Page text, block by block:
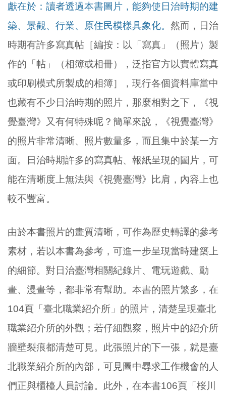
獻在於：讀者透過本書圖片，能夠使日治時期的建
築、景觀、行業、原住民模樣具象化。 然而，日治
時期有許多寫真帖［編按：以「寫真」（照片）製
作的「帖」（相簿或相冊），泛指官方以實體寫真
或印刷模式所製成的相簿］，現行各個資料庫當中
也藏有不少日治時期的照片，那麼相對之下，《視
覺臺灣》又有何特殊呢？簡單來說，《視覺臺灣》
的照片非常清晰、照片數量多，而且集中於某一方
面。日治時期許多的寫真帖、報紙呈現的圖片，可
能在清晰度上無法與《視覺臺灣》比肩，內容上也
較不豐富。
由於本書照片的畫質清晰，可作為歷史轉譯的參考
素材，若以本書為參考，可進一步呈現當時建築上
的細節。對日治臺灣相關紀錄片、電玩遊戲、動
畫、漫畫等，都非常有幫助。本書的照片繁多，在
104頁「臺北職業紹介所」的照片，清楚呈現臺北
職業紹介所的外觀；若仔細觀察，照片中的紹介所
牆壁裂痕都清楚可見。此張照片的下一張，就是臺
北職業紹介所的內部，可見圖中尋求工作機會的人
們正與櫃檯人員討論。此外，在本書106頁「桜川